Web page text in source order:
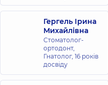
Гергель Ірина
Михайлівна
Стоматолог-
ортодонт,
Гнатолог, 16 років
досвіду